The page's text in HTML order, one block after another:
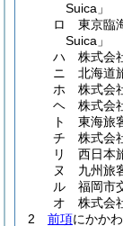
Suica」
ロ
東京臨
Suica」
ハ
株式会
ニ
北海道
ホ
株式会
ヘ
株式会
ト
東海旅
チ
株式会
リ
西日本
ヌ
九州旅
ル
福岡市
オ
株式会
2
前項にかかわ